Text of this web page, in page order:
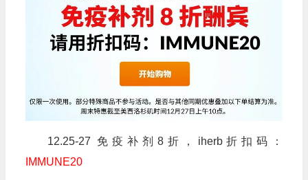
12.25-27 免疫补剂8折，iherb折扣码：
IMMUNE20